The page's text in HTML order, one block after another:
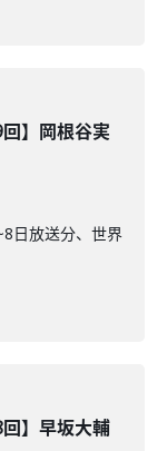
】岡根谷実
日放送分、世界
】早坂大輔